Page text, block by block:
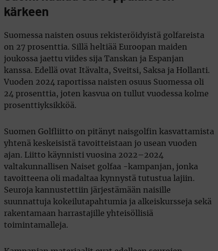
kärkeen
Suomessa naisten osuus rekisteröidyistä golfareista
on 27 prosenttia. Sillä heltiää Euroopan maiden
joukossa jaettu viides sija Tanskan ja Espanjan
kanssa. Edellä ovat Itävalta, Sveitsi, Saksa ja Hollanti.
Vuoden 2024 raportissa naisten osuus Suomessa oli
24 prosenttia, joten kasvua on tullut vuodessa kolme
prosenttiyksikköä.
Suomen Golfliitto on pitänyt naisgolfin kasvattamista
yhtenä keskeisistä tavoitteistaan jo usean vuoden
ajan. Liitto käynnisti vuosina 2022–2024
valtakunnallisen Naiset golfaa -kampanjan, jonka
tavoitteena oli madaltaa kynnystä tutustua lajiin.
Seuroja kannustettiin järjestämään naisille
suunnattuja kokeilutapahtumia ja alkeiskursseja sekä
rakentamaan harrastajille yhteisöllisiä
toimintamalleja.